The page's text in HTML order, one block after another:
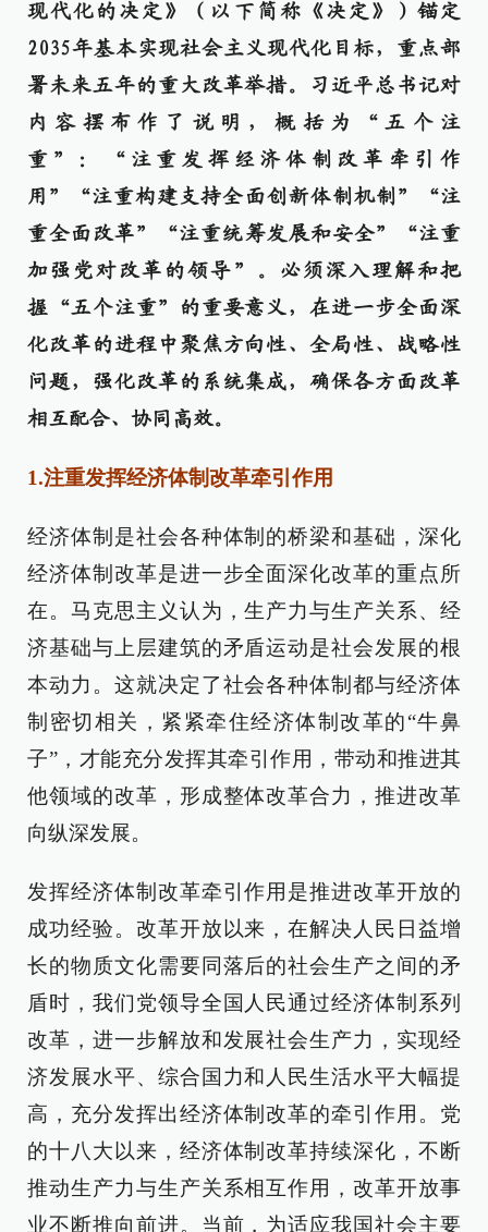
现代化的决定》（以下简称《决定》）锚定
2035年基本实现社会主义现代化目标，重点部
署未来五年的重大改革举措。习近平总书记对
内容摆布作了说明，概括为“五个注
重”：“注重发挥经济体制改革牵引作
用”“注重构建支持全面创新体制机制”“注
重全面改革”“注重统筹发展和安全”“注重
加强党对改革的领导”。必须深入理解和把
握“五个注重”的重要意义，在进一步全面深
化改革的进程中聚焦方向性、全局性、战略性
问题，强化改革的系统集成，确保各方面改革
相互配合、协同高效。
1.注重发挥经济体制改革牵引作用
经济体制是社会各种体制的桥梁和基础，深化
经济体制改革是进一步全面深化改革的重点所
在。马克思主义认为，生产力与生产关系、经
济基础与上层建筑的矛盾运动是社会发展的根
本动力。这就决定了社会各种体制都与经济体
制密切相关，紧紧牵住经济体制改革的“牛鼻
子”，才能充分发挥其牵引作用，带动和推进其
他领域的改革，形成整体改革合力，推进改革
向纵深发展。
发挥经济体制改革牵引作用是推进改革开放的
成功经验。改革开放以来，在解决人民日益增
长的物质文化需要同落后的社会生产之间的矛
盾时，我们党领导全国人民通过经济体制系列
改革，进一步解放和发展社会生产力，实现经
济发展水平、综合国力和人民生活水平大幅提
高，充分发挥出经济体制改革的牵引作用。党
的十八大以来，经济体制改革持续深化，不断
推动生产力与生产关系相互作用，改革开放事
业不断推向前进。当前，为适应我国社会主要